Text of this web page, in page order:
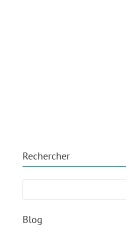
Rechercher
Blog